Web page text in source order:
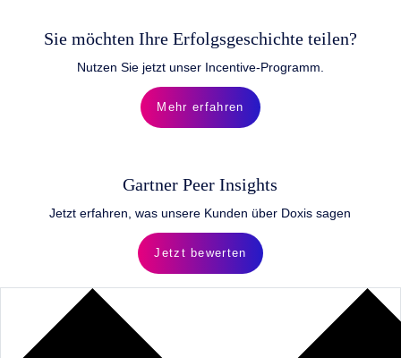
Sie möchten Ihre Erfolgsgeschichte teilen?
Nutzen Sie jetzt unser Incentive-Programm.
Mehr erfahren
Gartner Peer Insights
Jetzt erfahren, was unsere Kunden über Doxis sagen
Jetzt bewerten